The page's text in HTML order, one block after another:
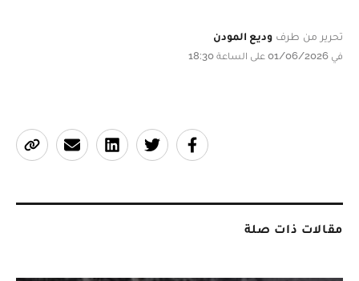
تحرير من طرف وديع المودن